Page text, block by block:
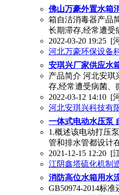
佛山万豪外置水箱
箱自洁消毒器产品
长期滞存,经常遭受
2022-03-20 19:25 [
河北万豪环保设备
安琪兴厂家供应水
产品简介 河北安琪
存,经常遭受病菌、
2022-03-12 14:10 [
河北安琪兴科技有
一体式电动水压泵
1.概述该电动打压
管和排水管都设计
2021-12-15 12:20 [
江阴鑫塔硫化机制
消防高位水箱用水
GB50974-2014标